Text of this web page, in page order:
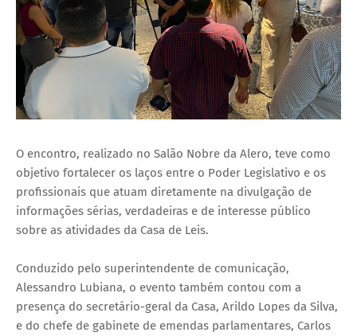
O encontro, realizado no Salão Nobre da Alero, teve como
objetivo fortalecer os laços entre o Poder Legislativo e os
profissionais que atuam diretamente na divulgação de
informações sérias, verdadeiras e de interesse público
sobre as atividades da Casa de Leis.
Conduzido pelo superintendente de comunicação,
Alessandro Lubiana, o evento também contou com a
presença do secretário-geral da Casa, Arildo Lopes da Silva,
e do chefe de gabinete de emendas parlamentares, Carlos